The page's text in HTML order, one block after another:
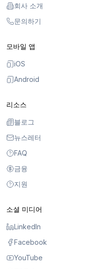
회사 소개
문의하기
모바일 앱
iOS
Android
리소스
블로그
뉴스레터
FAQ
금융
지원
소셜 미디어
LinkedIn
Facebook
YouTube